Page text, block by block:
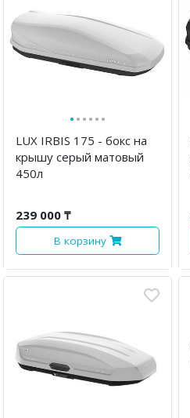
······
LUX IRBIS 175 - бокс на
крышу серый матовый
450л
239 000 ₸
В корзину